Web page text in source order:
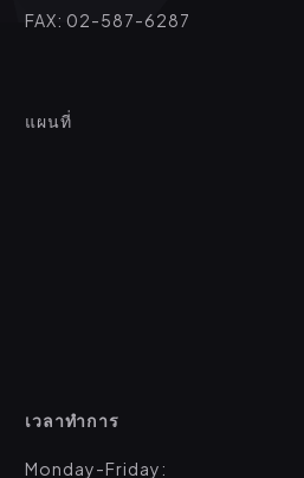
FAX: 02-587-6287
แผนที่
เวลาทำการ
Monday-Friday: